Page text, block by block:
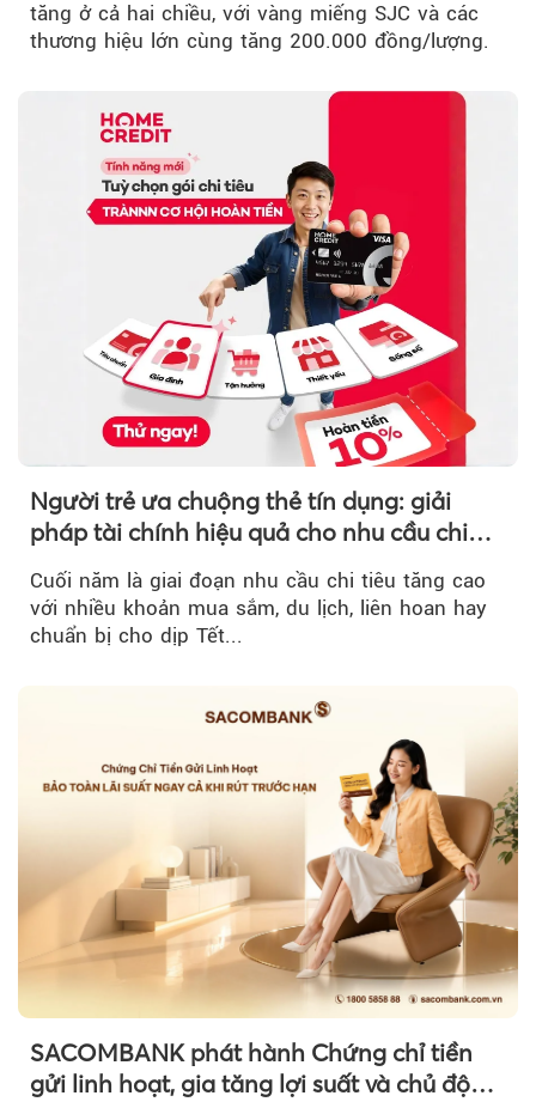
tăng ở cả hai chiều, với vàng miếng SJC và các
thương hiệu lớn cùng tăng 200.000 đồng/lượng.
Người trẻ ưa chuộng thẻ tín dụng: giải
pháp tài chính hiệu quả cho nhu cầu chi
Cuối năm là giai đoạn nhu cầu chi tiêu tăng cao
với nhiều khoản mua sắm, du lịch, liên hoan hay
chuẩn bị cho dịp Tết...
SACOMBANK phát hành Chứng chỉ tiền
gửi linh hoạt, gia tăng lợi suất và chủ động